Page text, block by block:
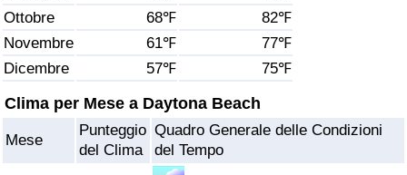
Ottobre
68℉
82℉
Novembre
61℉
77℉
Dicembre
57℉ 75℉
Clima per Mese a Daytona Beach
Mese
Punteggio
del Clima
Quadro Generale delle Condizioni
del Tempo
Assistenza Sanitaria
Indice dell’Assistenza Sanitaria (Corrente)
Indice dell’Assistenza Sanitaria per